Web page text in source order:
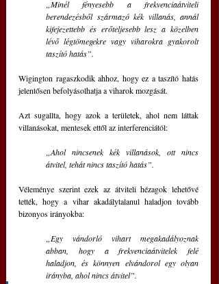
„Minél fényesebb a frekvenciaátviteli
berendezésből származó kék villanás, annál
kifejezettebb és erőteljesebb lesz a közelben
lévő légtömegekre vagy viharokra gyakorolt
taszító hatás”.
Wigington ragaszkodik ahhoz, hogy ez a taszító hatás
jelentősen befolyásolhatja a viharok mozgását.
Azt sugallta, hogy azok a területek, ahol nem láttak
villanásokat, mentesek ettől az interferenciától:
„Ahol nincsenek kék villanások, ott nincs
átvitel, tehát nincs taszító hatás”.
Véleménye szerint ezek az átviteli hézagok lehetővé
tették, hogy a vihar akadálytalanul haladjon tovább
bizonyos irányokba:
„Egy vándorló vihart megakadályoznak
abban, hogy a frekvenciaátvitelek felé
haladjon, és könnyen elvándorol egy olyan
irányba, ahol nincs átvitel”.